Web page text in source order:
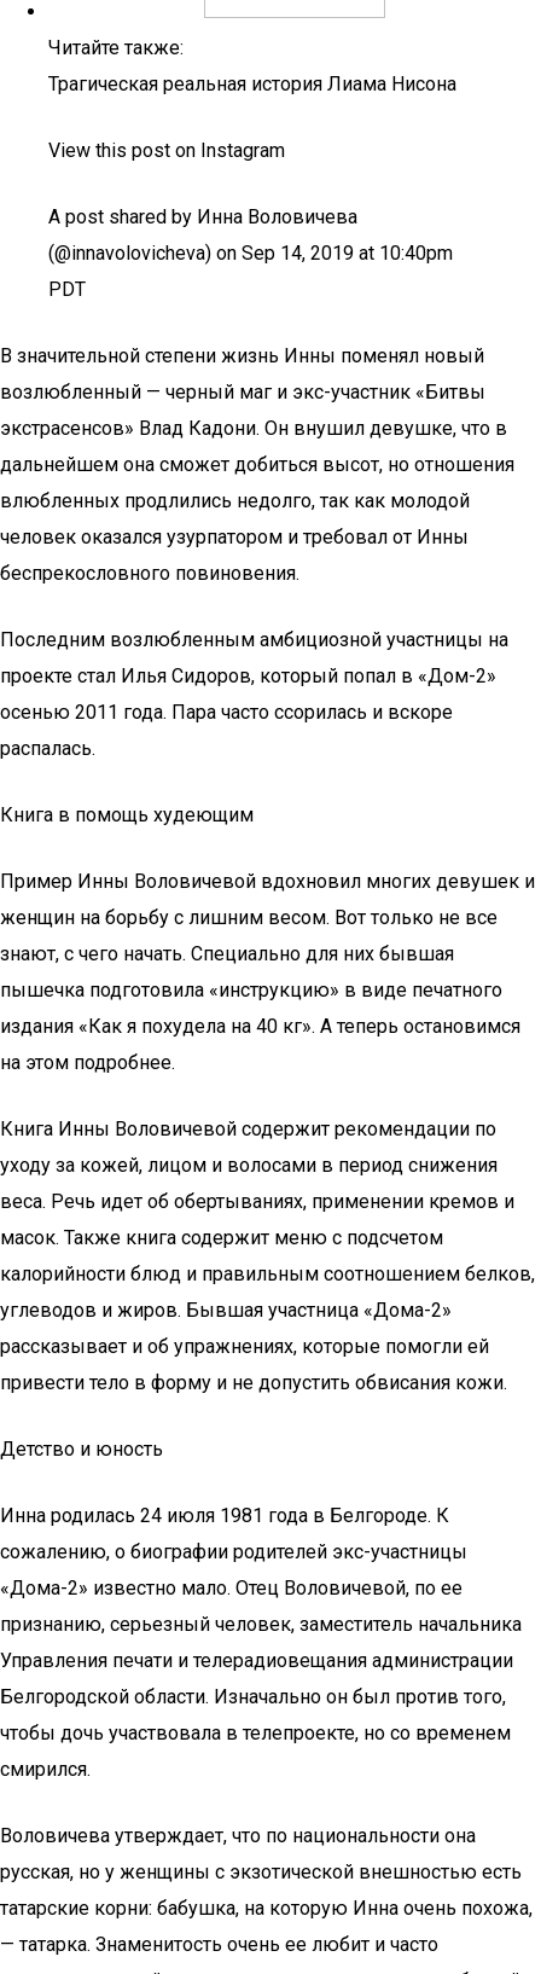
Читайте также:
Трагическая реальная история Лиама Нисона
View this post on Instagram
A post shared by Инна Воловичева
(@innavolovicheva) on Sep 14, 2019 at 10:40pm
PDT
В значительной степени жизнь Инны поменял новый
возлюбленный — черный маг и экс-участник «Битвы
экстрасенсов» Влад Кадони. Он внушил девушке, что в
дальнейшем она сможет добиться высот, но отношения
влюбленных продлились недолго, так как молодой
человек оказался узурпатором и требовал от Инны
беспрекословного повиновения.
Последним возлюбленным амбициозной участницы на
проекте стал Илья Сидоров, который попал в «Дом-2»
осенью 2011 года. Пара часто ссорилась и вскоре
распалась.
Книга в помощь худеющим
Пример Инны Воловичевой вдохновил многих девушек и
женщин на борьбу с лишним весом. Вот только не все
знают, с чего начать. Специально для них бывшая
пышечка подготовила «инструкцию» в виде печатного
издания «Как я похудела на 40 кг». А теперь остановимся
на этом подробнее.
Книга Инны Воловичевой содержит рекомендации по
уходу за кожей, лицом и волосами в период снижения
веса. Речь идет об обертываниях, применении кремов и
масок. Также книга содержит меню с подсчетом
калорийности блюд и правильным соотношением белков,
углеводов и жиров. Бывшая участница «Дома-2»
рассказывает и об упражнениях, которые помогли ей
привести тело в форму и не допустить обвисания кожи.
Детство и юность
Инна родилась 24 июля 1981 года в Белгороде. К
сожалению, о биографии родителей экс-участницы
«Дома-2» известно мало. Отец Воловичевой, по ее
признанию, серьезный человек, заместитель начальника
Управления печати и телерадиовещания администрации
Белгородской области. Изначально он был против того,
чтобы дочь участвовала в телепроекте, но со временем
смирился.
Воловичева утверждает, что по национальности она
русская, но у женщины с экзотической внешностью есть
татарские корни: бабушка, на которую Инна очень похожа,
— татарка. Знаменитость очень ее любит и часто